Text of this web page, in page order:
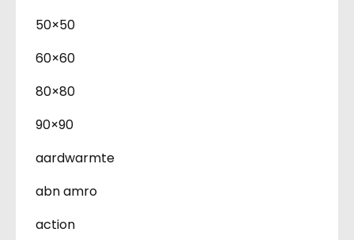
50×50
60×60
80×80
90×90
aardwarmte
abn amro
action